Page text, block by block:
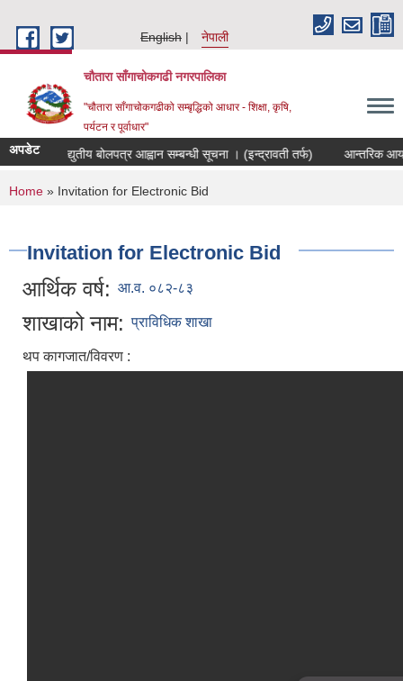
English
नेपाली
चौतारा साँगाचोकगढी नगरपालिका
"चौतारा साँगाचोकगढीको सम्बृद्धिको आधार - शिक्षा, कृषि,
पर्यटन र पूर्वाधार"
अपडेटविद्युतीय बोलपत्र आह्वान सम्बन्धी सूचना । (इन्द्रावती तर्फ) आन्तरिक आय
You are here
Home » Invitation for Electronic Bid
Invitation for Electronic Bid
आर्थिक वर्ष: आ.व. ०८२-८३
शाखाको नाम: प्राविधिक शाखा
थप कागजात/विवरण :